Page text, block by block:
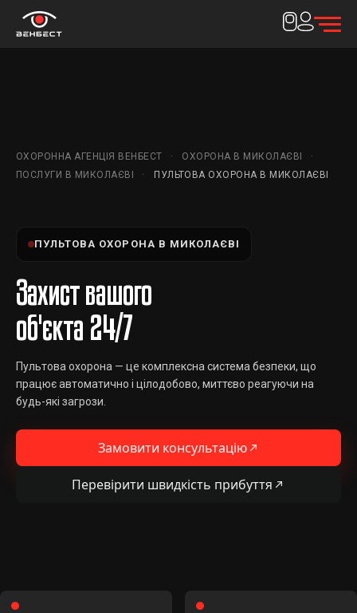
ОХОРОННА АГЕНЦІЯ ВЕНБЕСТ
ОХОРОНА В МИКОЛАЄВІ
ПОСЛУГИ В МИКОЛАЄВІ
ПУЛЬТОВА ОХОРОНА В МИКОЛАЄВІ
ПУЛЬТОВА ОХОРОНА В МИКОЛАЄВІ
Захист вашого
об'єкта 24/7
Пультова охорона — це комплексна система безпеки, що
працює автоматично і цілодобово, миттєво реагуючи на
будь-які загрози.
Замовити консультацію
Перевірити швидкість прибуття